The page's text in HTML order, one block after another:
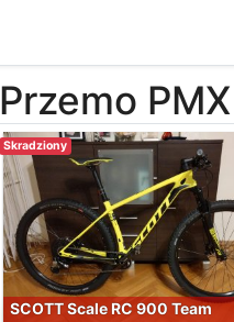
Przemo PMX
Skradziony
SCOTT Scale RC 900 Team